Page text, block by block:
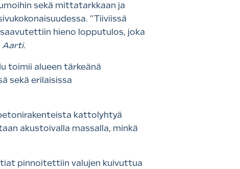
sekä mittatarkkaan ja
”Tiiviissä
hieno lopputulos, joka
Aarti.
toimii alueen tärkeänä
sekä erilaisissa
kattolyhtyä
akustoivalla massalla, minkä
pinnoitettiin valujen kuivuttua